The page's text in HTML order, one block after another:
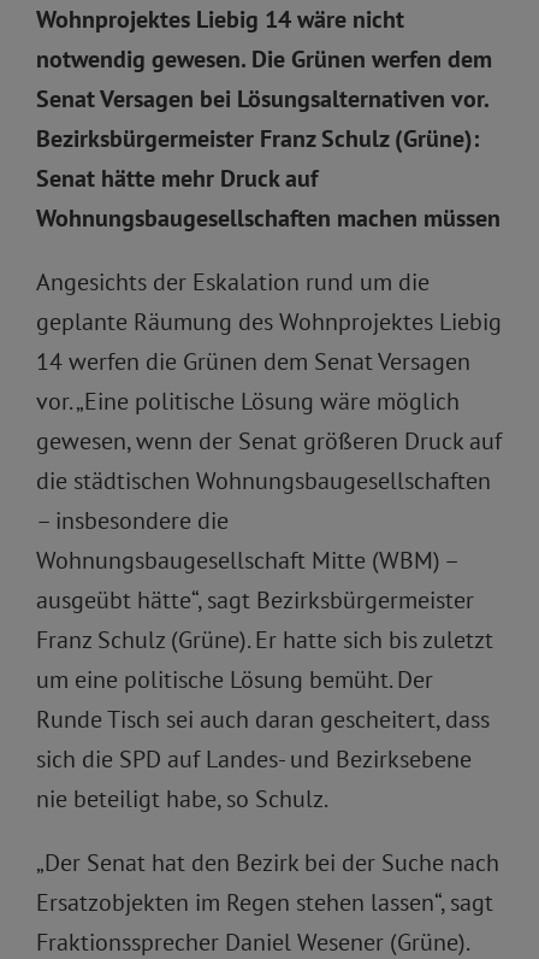
Wohnprojektes Liebig 14 wäre nicht
notwendig gewesen. Die Grünen werfen dem
Senat Versagen bei Lösungsalternativen vor.
Bezirksbürgermeister Franz Schulz (Grüne):
Senat hätte mehr Druck auf
Wohnungsbaugesellschaften machen müssen
Angesichts der Eskalation rund um die
geplante Räumung des Wohnprojektes Liebig
14 werfen die Grünen dem Senat Versagen
vor. „Eine politische Lösung wäre möglich
gewesen, wenn der Senat größeren Druck auf
die städtischen Wohnungsbaugesellschaften
– insbesondere die
Wohnungsbaugesellschaft Mitte (WBM) –
ausgeübt hätte“, sagt Bezirksbürgermeister
Franz Schulz (Grüne). Er hatte sich bis zuletzt
um eine politische Lösung bemüht. Der
Runde Tisch sei auch daran gescheitert, dass
sich die SPD auf Landes- und Bezirksebene
nie beteiligt habe, so Schulz.
„Der Senat hat den Bezirk bei der Suche nach
Ersatzobjekten im Regen stehen lassen“, sagt
Fraktionssprecher Daniel Wesener (Grüne).